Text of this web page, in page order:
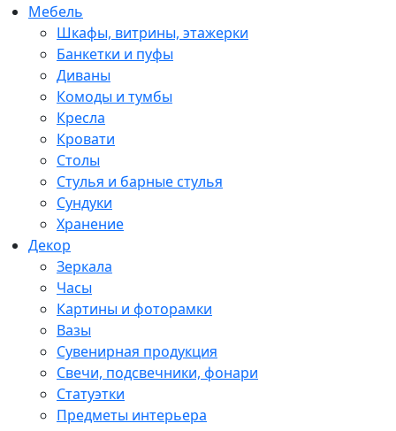
Мебель
Шкафы, витрины, этажерки
Банкетки и пуфы
Диваны
Комоды и тумбы
Кресла
Кровати
Столы
Стулья и барные стулья
Сундуки
Хранение
Декор
Зеркала
Часы
Картины и фоторамки
Вазы
Сувенирная продукция
Свечи, подсвечники, фонари
Статуэтки
Предметы интерьера